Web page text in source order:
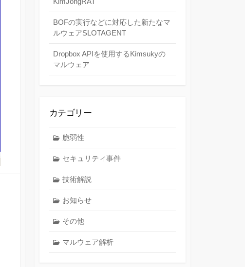
BOFの実行などに対応した新たなマ
ルウェアSLOTAGENT
Dropbox APIを使用するKimsukyの
マルウェア
カテゴリー
脆弱性
セキュリティ事件
技術解説
お知らせ
その他
マルウェア解析